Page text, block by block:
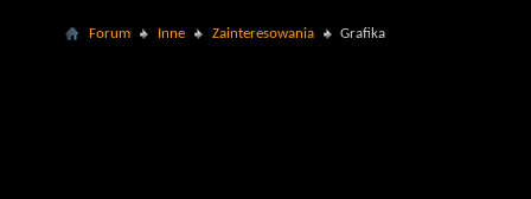
Forum Inne Zainteresowania Grafika